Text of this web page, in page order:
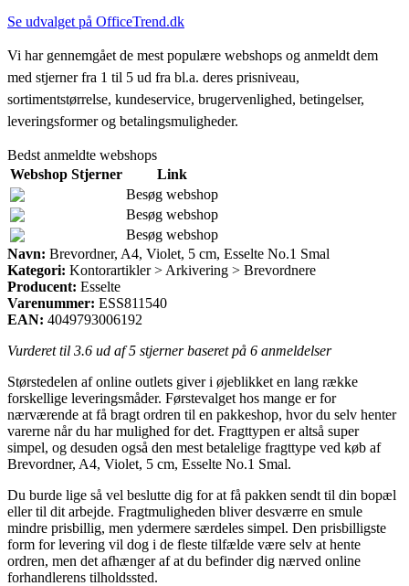
Se udvalget på OfficeTrend.dk
Vi har gennemgået de mest populære webshops og anmeldt dem
med stjerner fra 1 til 5 ud fra bl.a. deres prisniveau,
sortimentstørrelse, kundeservice, brugervenlighed, betingelser,
leveringsformer og betalingsmuligheder.
Bedst anmeldte webshops
Webshop Stjerner
Link
Besøg webshop
Besøg webshop
Besøg webshop
Navn: Brevordner, A4, Violet, 5 cm, Esselte No.1 Smal
Kategori: Kontorartikler > Arkivering > Brevordnere
Producent: Esselte
Varenummer: ESS811540
EAN: 4049793006192
Vurderet til 3.6 ud af 5 stjerner baseret på 6 anmeldelser
Størstedelen af online outlets giver i øjeblikket en lang række
forskellige leveringsmåder. Førstevalget hos mange er for
nærværende at få bragt ordren til en pakkeshop, hvor du selv henter
varerne når du har mulighed for det. Fragttypen er altså super
simpel, og desuden også den mest betalelige fragttype ved køb af
Brevordner, A4, Violet, 5 cm, Esselte No.1 Smal.
Du burde lige så vel beslutte dig for at få pakken sendt til din bopæl
eller til dit arbejde. Fragtmuligheden bliver desværre en smule
mindre prisbillig, men ydermere særdeles simpel. Den prisbilligste
form for levering vil dog i de fleste tilfælde være selv at hente
ordren, men det afhænger af at du befinder dig nærved online
forhandlerens tilholdssted.